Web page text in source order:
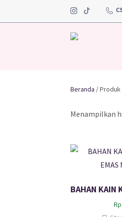
Beranda / Produk
Menampilkan
Rp